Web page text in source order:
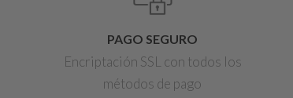
PAGO SEGURO
Encriptación SSL con todos los
métodos de pago